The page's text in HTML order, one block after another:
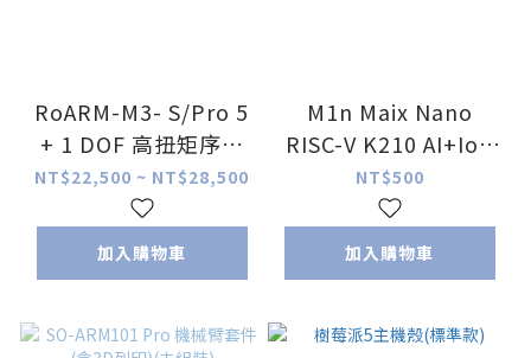
RoARM-M3- S/Pro 5
+ 1 DOF 高扭矩序列
匯流排伺服雙機械臂套
件
NT$22,500 ~ NT$28,500
加入購物車
M1n Maix Nano
RISC-V K210 AI+IoT
深度學習模組套件 微
型
NT$500
加入購物車